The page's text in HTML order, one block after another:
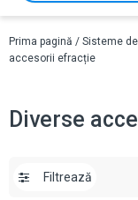
Prima pagină / Sisteme
accesorii efracție
Diverse
Filtrează